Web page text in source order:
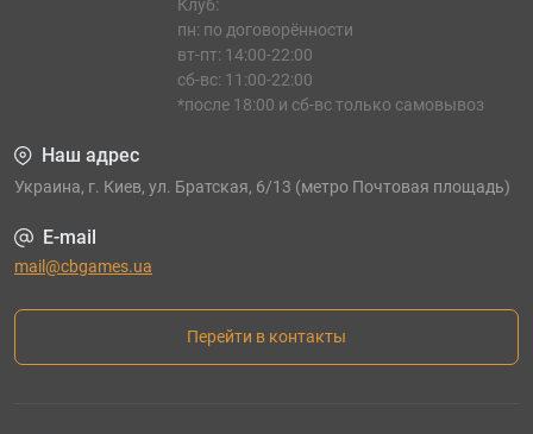
Клуб:
пн: по договорённости
вт-пт: 14:00-22:00
сб-вс: 11:00-22:00
*после 18:00 и сб-вс только самовывоз
Наш адрес
Украина, г. Киев, ул. Братская, 6/13 (метро Почтовая площадь)
E-mail
mail@cbgames.ua
Перейти в контакты